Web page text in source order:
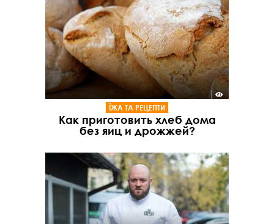
ЇЖА ТА РЕЦЕПТИ
Как приготовить хлеб дома
без яиц и дрожжей?